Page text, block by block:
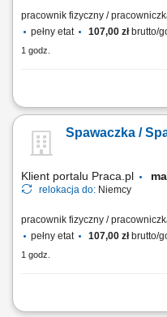
pracownik fizyczny /
pełny etat
107,00 złbrutto/
1 godz.
Montaż instalacji rurowych,
i praca z rysunkiem technicznym;
Spawaczka /
Klient portalu Praca.pl
relokacja do: Niemcy
pracownik fizyczny /
pełny etat
107,00 złbrutto/
1 godz.
Montaż konstrukcji stalowych;